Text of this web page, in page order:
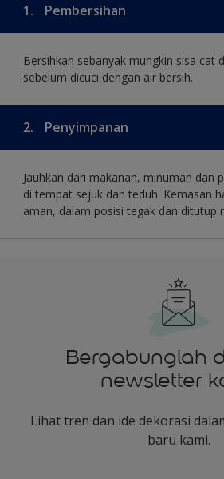
1. Pembersihan
Bersihkan sebanyak mungkin sisa cat
sebelum dicuci dengan air bersih.
2. Penyimpanan
Jauhkan dari makanan, minuman dan
di tempat sejuk dan teduh. Kemasan
aman, dalam posisi tegak dan ditutup
Bergabunglah
newsletter
Lihat tren dan ide dekorasi
baru kami.